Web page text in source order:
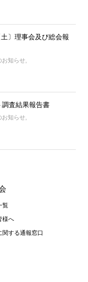
〕理事会及び総会報
お知らせ,
査結果報告書
お知らせ,
覧
様へ
する通報窓⼝